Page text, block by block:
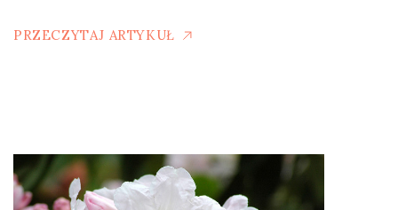
PRZECZYTAJ ARTYKUŁ